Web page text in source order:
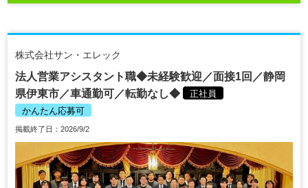
株式会社サン・エレック
法人営業アシスタント職◆未経験歓迎／面接1回／静岡
県伊東市／車通勤可／転勤なし◆
正社員
かんたん応募可
掲載終了日：2026/9/2